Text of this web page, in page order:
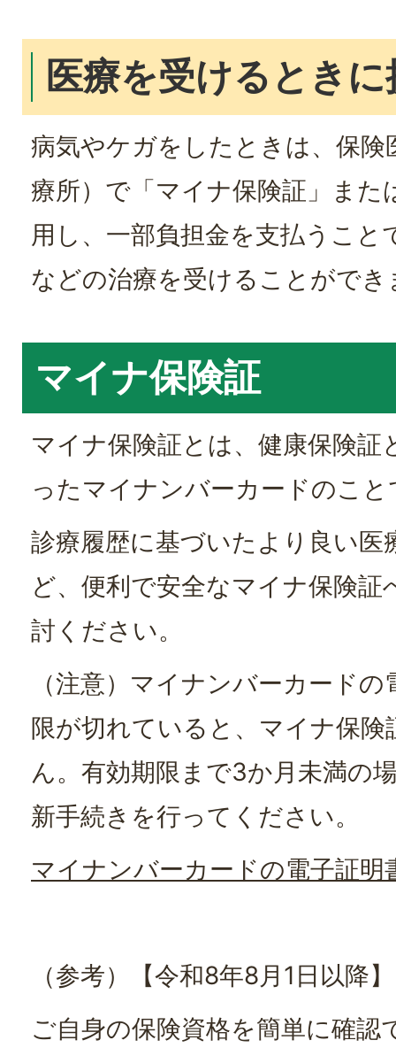
医療を受けるとき
病気やケガをしたときは、保険
療所）で「マイナ保険証」また
用し、一部負担金を支払うこと
などの治療を受けることができ
マイナ保険証
マイナ保険証とは、健康保険証
ったマイナンバーカードのこと
診療履歴に基づいたより良い医
ど、便利で安全なマイナ保険
討ください。
（注意）マイナンバーカード
限が切れていると、マイナ保険
ん。有効期限まで3か月未満の
新手続きを行ってください。
マイナンバーカードの電子証明
（参考）【令和8年8月1日以降】
ご自身の保険資格を簡単に確認